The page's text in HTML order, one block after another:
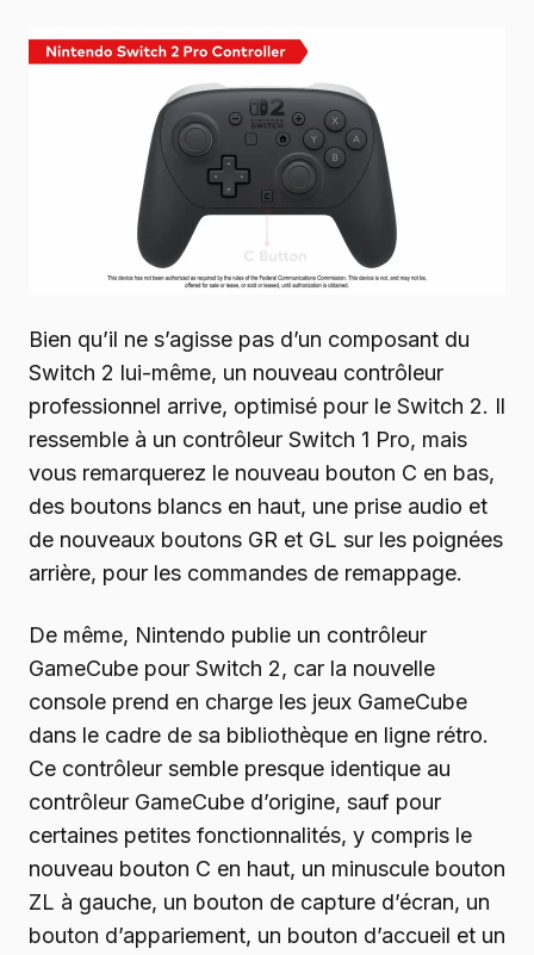
Bien qu’il ne s’agisse pas d’un composant du
Switch 2 lui-même, un nouveau contrôleur
professionnel arrive, optimisé pour le Switch 2. Il
ressemble à un contrôleur Switch 1 Pro, mais
vous remarquerez le nouveau bouton C en bas,
des boutons blancs en haut, une prise audio et
de nouveaux boutons GR et GL sur les poignées
arrière, pour les commandes de remappage.
De même, Nintendo publie un contrôleur
GameCube pour Switch 2, car la nouvelle
console prend en charge les jeux GameCube
dans le cadre de sa bibliothèque en ligne rétro.
Ce contrôleur semble presque identique au
contrôleur GameCube d’origine, sauf pour
certaines petites fonctionnalités, y compris le
nouveau bouton C en haut, un minuscule bouton
ZL à gauche, un bouton de capture d’écran, un
bouton d’appariement, un bouton d’accueil et un